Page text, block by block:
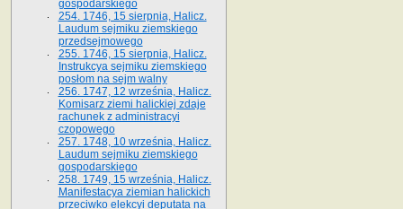
gospodarskiego
254. 1746, 15 sierpnia, Halicz.
Laudum sejmiku ziemskiego
przedsejmowego
255. 1746, 15 sierpnia, Halicz.
Instrukcya sejmiku ziemskiego
posłom na sejm walny
256. 1747, 12 września, Halicz.
Komisarz ziemi halickiej zdaje
rachunek z administracyi
czopowego
257. 1748, 10 września, Halicz.
Laudum sejmiku ziemskiego
gospodarskiego
258. 1749, 15 września, Halicz.
Manifestacya ziemian halickich
przeciwko elekcyi deputata na